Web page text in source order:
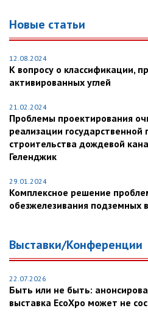
Новые статьи
12.08.2024
К вопросу о классификации,
активированных углей
21.02.2024
Проблемы проектирования
реализации
строительства дождевой
Геленджик
29.01.2024
Комплексное решение
обезжелезивания подземных
Выставки/Конференции
22.07.2026
Быть или не быть:
выставка EcoXpo может не